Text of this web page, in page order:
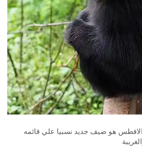
الافطس هو ضيف جديد نسبيا علي قائمه